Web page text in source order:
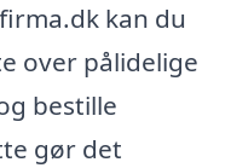
kan du
over pålidelige
bestille
gør det